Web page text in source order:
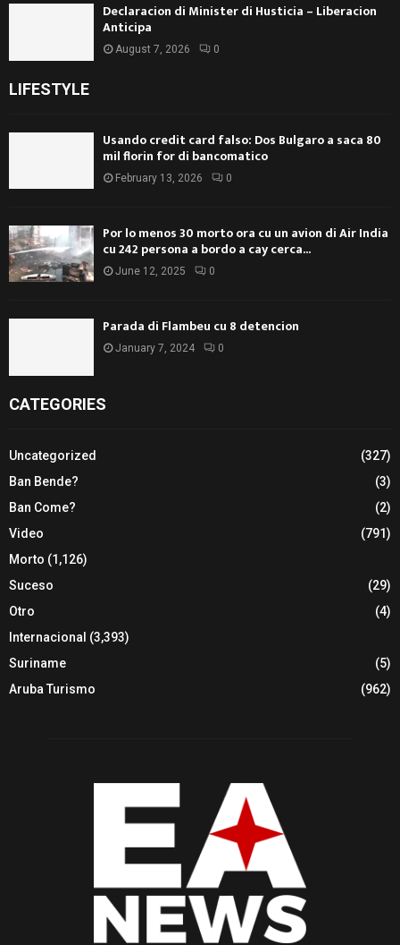
Declaracion di Minister di Husticia – Liberacion
Anticipa
August 7, 2026 0
LIFESTYLE
Usando credit card falso: Dos Bulgaro a saca 80
mil florin for di bancomatico
February 13, 2026 0
Por lo menos 30 morto ora cu un avion di Air India
cu 242 persona a bordo a cay cerca...
June 12, 2025 0
Parada di Flambeu cu 8 detencion
January 7, 2024 0
CATEGORIES
Uncategorized
(327)
Ban Bende?
(3)
Ban Come?
(2)
Video
(791)
Morto (1,126)
Suceso
(29)
Otro
(4)
Internacional (3,393)
Suriname
(5)
Aruba Turismo
(962)